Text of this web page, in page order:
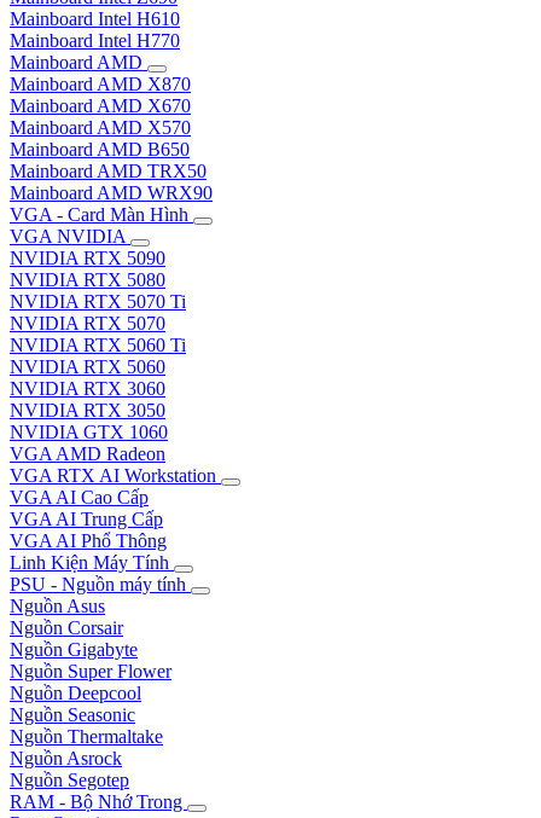
Mainboard Intel H610
Mainboard Intel H770
Mainboard AMD
Mainboard AMD X870
Mainboard AMD X670
Mainboard AMD X570
Mainboard AMD B650
Mainboard AMD TRX50
Mainboard AMD WRX90
VGA - Card Màn Hình
VGA NVIDIA
NVIDIA RTX 5090
NVIDIA RTX 5080
NVIDIA RTX 5070 Ti
NVIDIA RTX 5070
NVIDIA RTX 5060 Ti
NVIDIA RTX 5060
NVIDIA RTX 3060
NVIDIA RTX 3050
NVIDIA GTX 1060
VGA AMD Radeon
VGA RTX AI Workstation
VGA AI Cao Cấp
VGA AI Trung Cấp
VGA AI Phổ Thông
Linh Kiện Máy Tính
PSU - Nguồn máy tính
Nguồn Asus
Nguồn Corsair
Nguồn Gigabyte
Nguồn Super Flower
Nguồn Deepcool
Nguồn Seasonic
Nguồn Thermaltake
Nguồn Asrock
Nguồn Segotep
RAM - Bộ Nhớ Trong